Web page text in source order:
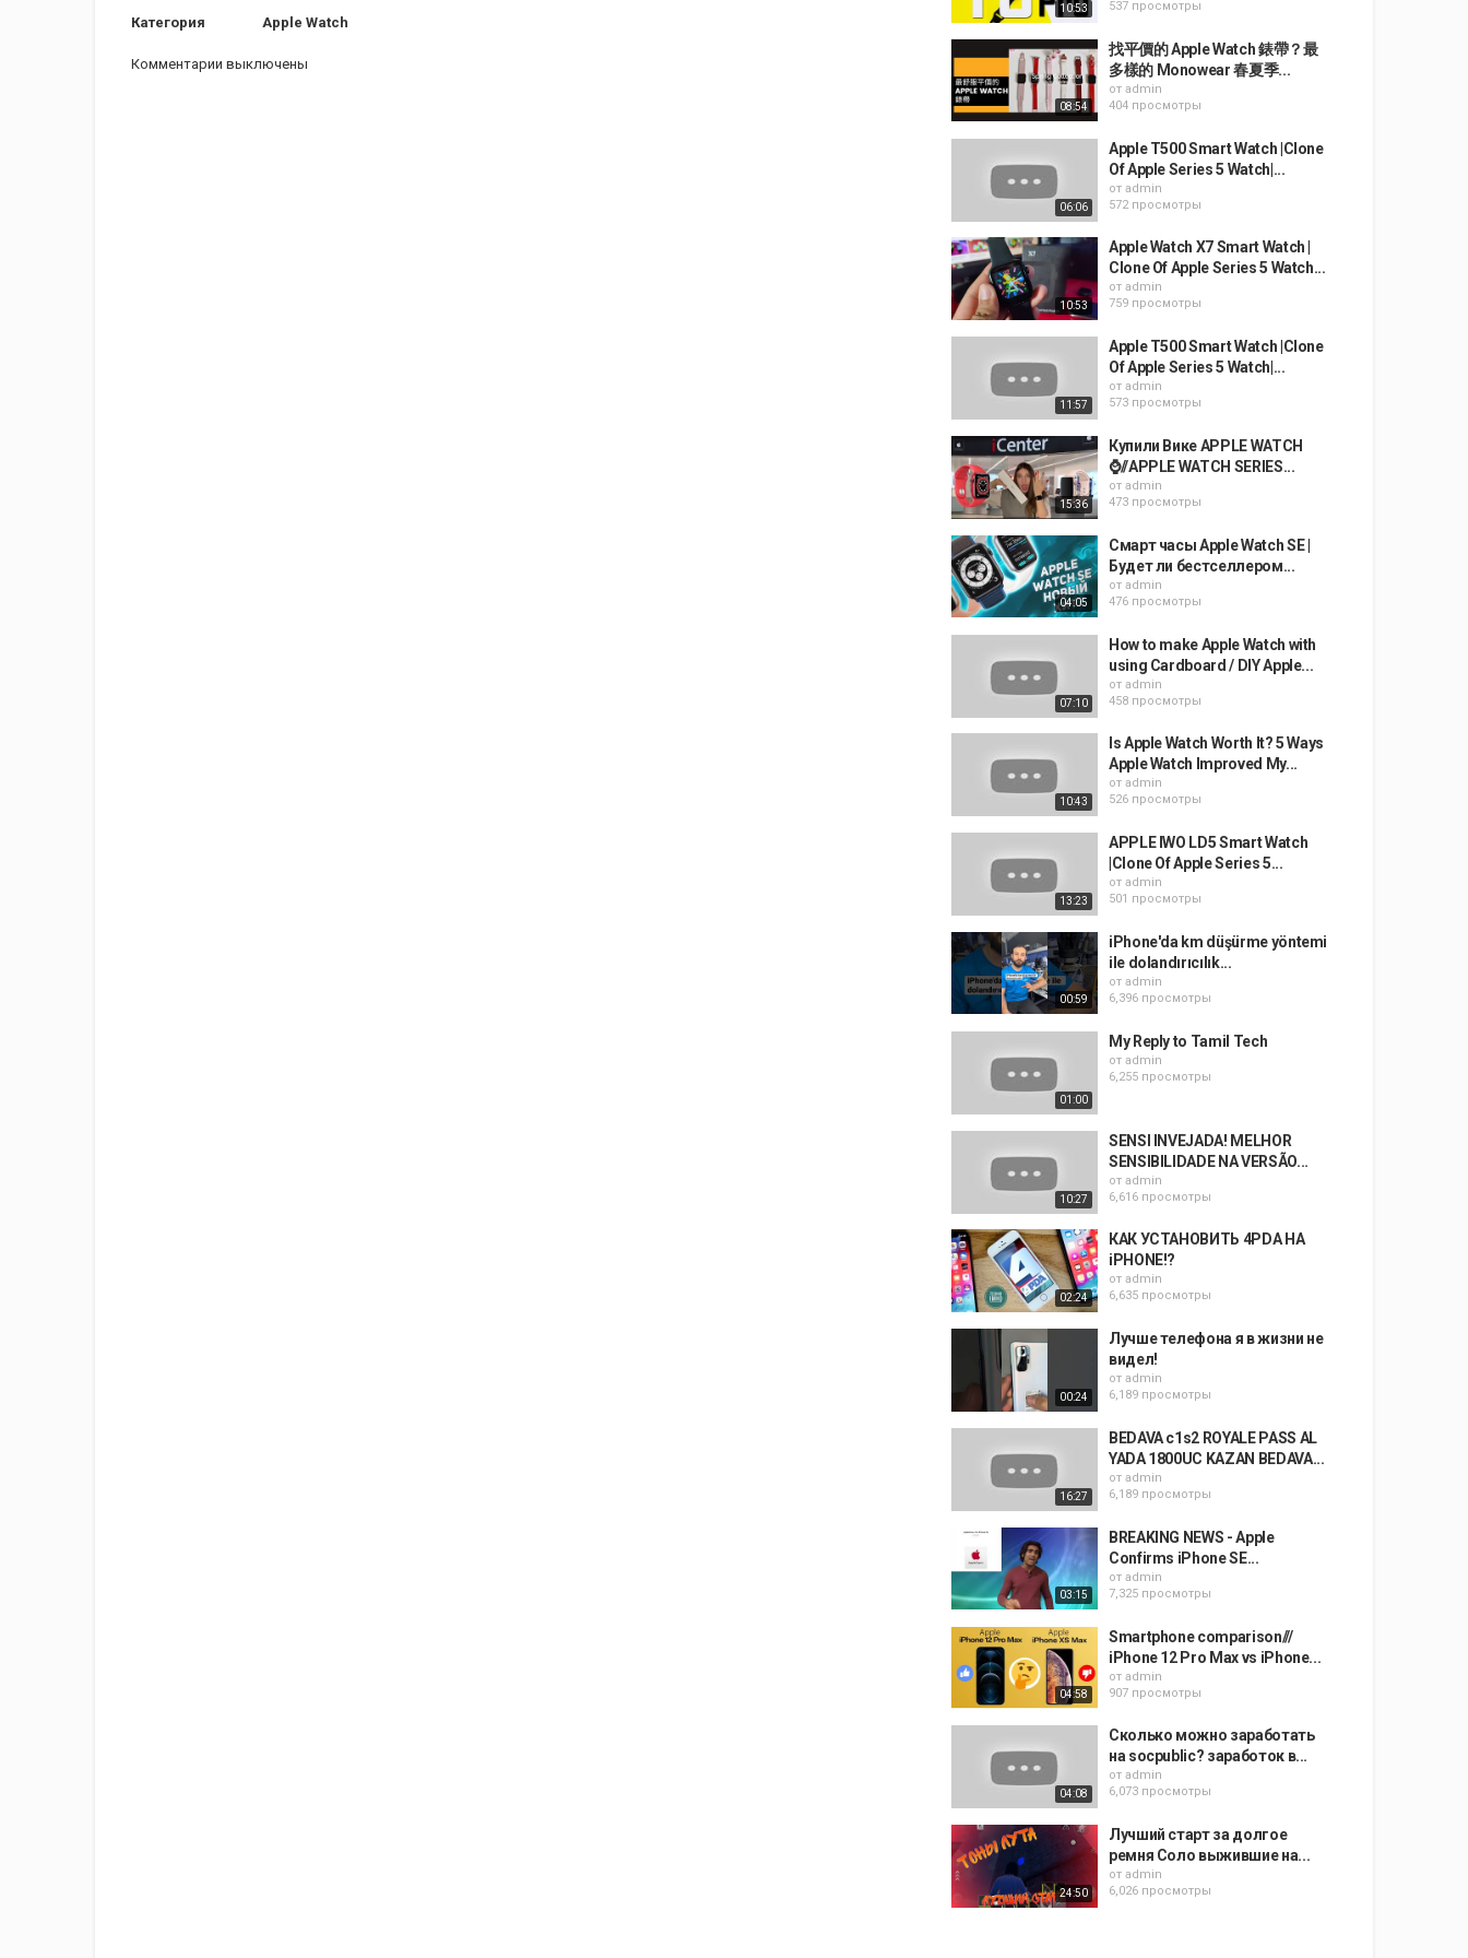
Категория Apple Watch
Комментарии выключены
10:53 537 просмотры
08:54
找平價的 Apple Watch 錶帶？最
多樣的 Monowear 春夏季...
от admin
404 просмотры
06:06
Apple T500 Smart Watch |Clone
Of Apple Series 5 Watch|...
от admin
572 просмотры
10:53
Apple Watch X7 Smart Watch |
Clone Of Apple Series 5 Watch...
от admin
759 просмотры
11:57
Apple T500 Smart Watch |Clone
Of Apple Series 5 Watch|...
от admin
573 просмотры
15:36
Купили Вике APPLE WATCH
⌚️//APPLE WATCH SERIES...
от admin
473 просмотры
04:05
Смарт часы Apple Watch SE |
Будет ли бестселлером...
от admin
476 просмотры
07:10
How to make Apple Watch with
using Cardboard / DIY Apple...
от admin
458 просмотры
10:43
Is Apple Watch Worth It? 5 Ways
Apple Watch Improved My...
от admin
526 просмотры
13:23
APPLE IWO LD5 Smart Watch
|Clone Of Apple Series 5...
от admin
501 просмотры
00:59
iPhone'da km düşürme yöntemi
ile dolandırıcılık...
от admin
6,396 просмотры
01:00
My Reply to Tamil Tech
от admin
6,255 просмотры
10:27
SENSI INVEJADA! MELHOR
SENSIBILIDADE NA VERSÃO...
от admin
6,616 просмотры
02:24
КАК УСТАНОВИТЬ 4PDA НА
iPHONE!?
от admin
6,635 просмотры
00:24
Лучше телефона я в жизни не
видел!
от admin
6,189 просмотры
16:27
BEDAVA c1s2 ROYALE PASS AL
YADA 1800UC KAZAN BEDAVA...
от admin
6,189 просмотры
03:15
BREAKING NEWS - Apple
Confirms iPhone SE...
от admin
7,325 просмотры
04:58
Smartphone comparison///
iPhone 12 Pro Max vs iPhone...
от admin
907 просмотры
04:08
Сколько можно заработать
на socpublic? заработок в...
от admin
6,073 просмотры
24:50
Лучший старт за долгое
ремня Соло выжившие на...
от admin
6,026 просмотры